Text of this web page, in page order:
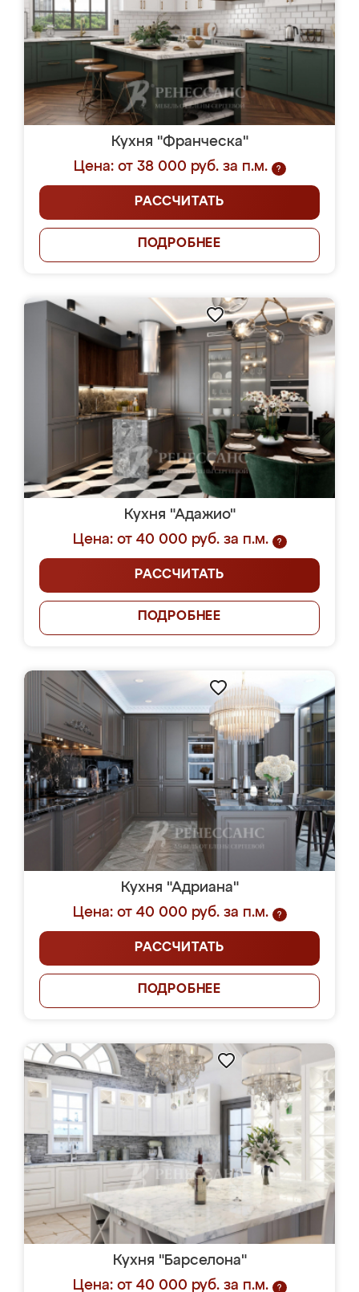
Кухня "Франческа"
Цена: от 38 000 руб. за п.м.
?
РАССЧИТАТЬ
ПОДРОБНЕЕ
Кухня "Адажио"
Цена: от 40 000 руб. за п.м.
?
РАССЧИТАТЬ
ПОДРОБНЕЕ
Кухня "Адриана"
Цена: от 40 000 руб. за п.м.
?
РАССЧИТАТЬ
ПОДРОБНЕЕ
Кухня "Барселона"
Цена: от 40 000 руб. за п.м.
?